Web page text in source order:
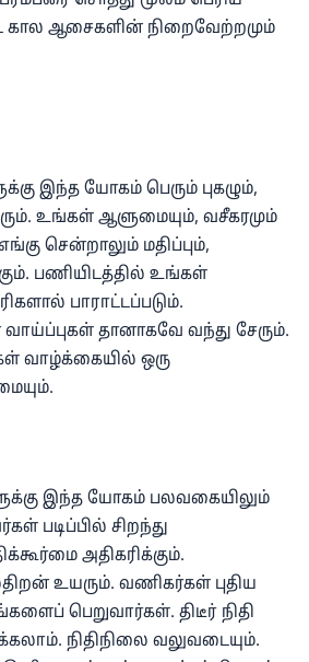
ஆசைகளின் நிறைவேற்றமும்
இந்த யோகம் பெரும் புகழும்,
உங்கள் ஆளுமையும், வசீகரமும்
சென்றாலும் மதிப்பும்,
பணியிடத்தில் உங்கள்
பாராட்டப்படும்.
தானாகவே வந்து சேரும்.
வாழ்க்கையில் ஒரு
இந்த யோகம் பலவகையிலும்
படிப்பில் சிறந்து
அதிகரிக்கும்.
உயரும். வணிகர்கள் புதிய
பெறுவார்கள். திடீர் நிதி
நிதிநிலை வலுவடையும்.